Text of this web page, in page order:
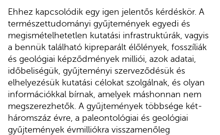
Ehhez kapcsolódik egy igen jelentős kérdéskör. A
természettudományi gyűjtemények egyedi és
megismételhetetlen kutatási infrastruktúrák, vagyis
a bennük található kipreparált élőlények, fosszíliák
és geológiai képződmények milliói, azok adatai,
időbeliségük, gyűjteményi szerveződésük és
elhelyezésük kutatási célokat szolgálnak, és olyan
információkkal bírnak, amelyek máshonnan nem
megszerezhetők. A gyűjtemények többsége két-
háromszáz évre, a paleontológiai és geológiai
gyűjtemények évmilliókra visszamenőleg